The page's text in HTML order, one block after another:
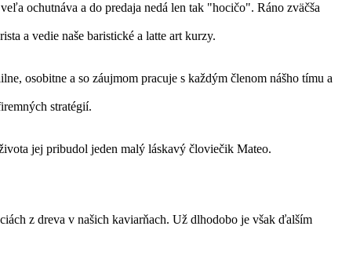
ochutnáva a do predaja nedá len tak "hocičo". Ráno zväčša
a vedie naše baristické a latte art kurzy.
osobitne a so záujmom pracuje s každým členom nášho tímu a
stratégií.
jej pribudol jeden malý láskavý človiečik Mateo.
z dreva v našich kaviarňach. Už dlhodobo je však ďalším